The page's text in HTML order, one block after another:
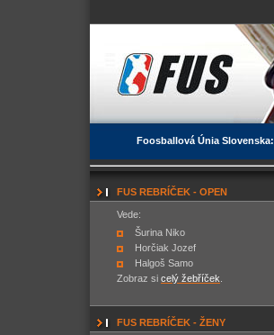
Foosballová Únia Slovenska:
FUS REBRÍČEK - OPEN
Vede:
Šurina Niko
Horčiak Jozef
Halgoš Samo
Zobraz si celý žebříček
FUS REBRÍČEK - ŽENY